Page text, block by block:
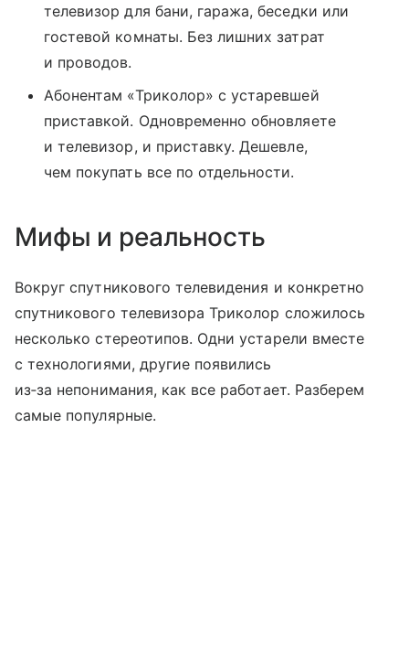
телевизор для бани, гаража, беседки или
гостевой комнаты. Без лишних затрат
и проводов.
Абонентам «Триколор» с устаревшей
приставкой. Одновременно обновляете
и телевизор, и приставку. Дешевле,
чем покупать все по отдельности.
Мифы и реальность
Вокруг спутникового телевидения и конкретно
спутникового телевизора Триколор сложилось
несколько стереотипов. Одни устарели вместе
с технологиями, другие появились
из‑за непонимания, как все работает. Разберем
самые популярные.